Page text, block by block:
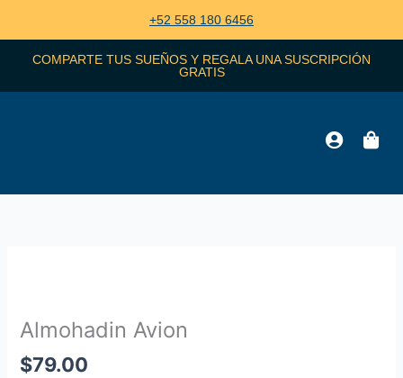
contenido
+52 558 180 6456
COMPARTE TUS SUEÑOS Y REGALA UNA SUSCRIPCIÓN
GRATIS
Almohadin Avion
$79.00